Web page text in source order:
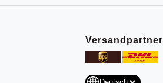
Versandpartner